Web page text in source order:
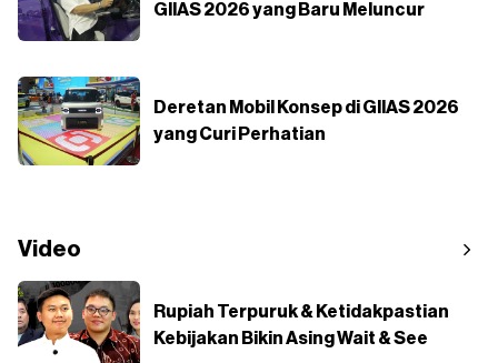
GIIAS 2026 yang Baru Meluncur
Deretan Mobil Konsep di GIIAS 2026
yang Curi Perhatian
Video
Rupiah Terpuruk & Ketidakpastian
Kebijakan Bikin Asing Wait & See